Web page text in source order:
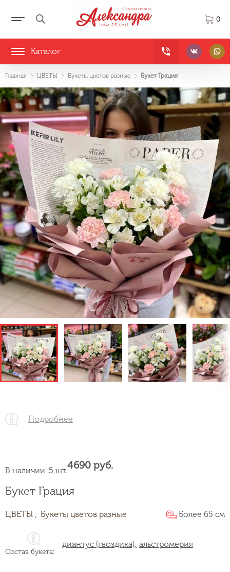
0
Каталог
Главная ЦВЕТЫ Букеты цветов разные Букет Грация
Подробнее
Букет Грация
ЦВЕТЫ , Букеты цветов разные Более 65 см
Состав букета:
диантус (гвоздика), альстромерия
В наличии: 5 шт.4690 руб.